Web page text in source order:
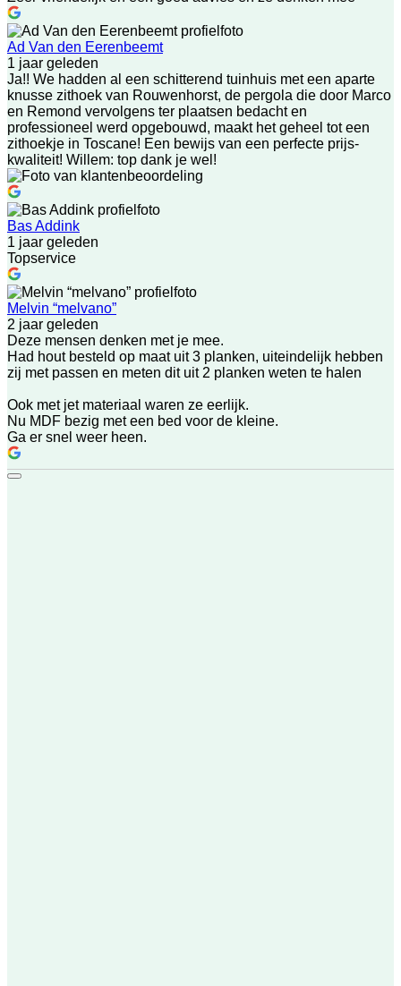
Ad Van den Eerenbeemt
1 jaar geleden
Ja!! We hadden al een schitterend tuinhuis met een aparte
knusse zithoek van Rouwenhorst, de pergola die door Marco
en Remond vervolgens ter plaatsen bedacht en
professioneel werd opgebouwd, maakt het geheel tot een
zithoekje in Toscane! Een bewijs van een perfecte prijs-
kwaliteit! Willem: top dank je wel!
Bas Addink
1 jaar geleden
Topservice
Melvin “melvano”
2 jaar geleden
Deze mensen denken met je mee.
Had hout besteld op maat uit 3 planken, uiteindelijk hebben
zij met passen en meten dit uit 2 planken weten te halen
Ook met jet materiaal waren ze eerlijk.
Nu MDF bezig met een bed voor de kleine.
Ga er snel weer heen.